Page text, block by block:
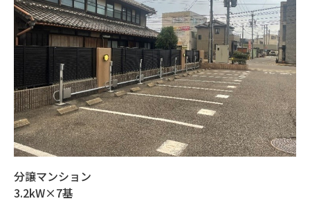
分譲マンション
3.2kW×7基